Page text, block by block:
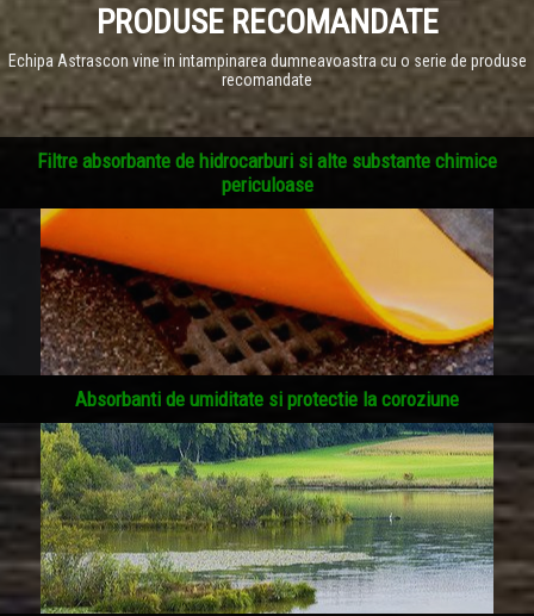
PRODUSE RECOMANDATE
Echipa Astrascon vine in intampinarea dumneavoastra cu o serie de produse
recomandate
Filtre absorbante de hidrocarburi si alte substante chimice
periculoase
Absorbanti de umiditate si protectie la coroziune